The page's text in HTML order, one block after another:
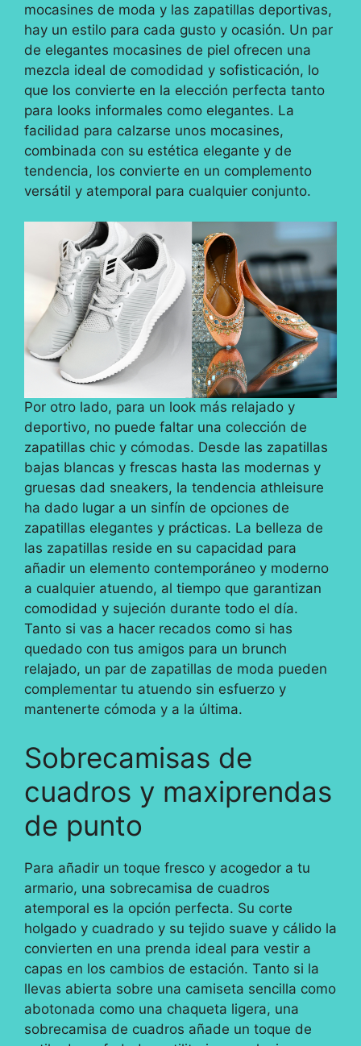
mocasines de moda y las zapatillas deportivas,
hay un estilo para cada gusto y ocasión. Un par
de elegantes mocasines de piel ofrecen una
mezcla ideal de comodidad y sofisticación, lo
que los convierte en la elección perfecta tanto
para looks informales como elegantes. La
facilidad para calzarse unos mocasines,
combinada con su estética elegante y de
tendencia, los convierte en un complemento
versátil y atemporal para cualquier conjunto.
Por otro lado, para un look más relajado y
deportivo, no puede faltar una colección de
zapatillas chic y cómodas. Desde las zapatillas
bajas blancas y frescas hasta las modernas y
gruesas dad sneakers, la tendencia athleisure
ha dado lugar a un sinfín de opciones de
zapatillas elegantes y prácticas. La belleza de
las zapatillas reside en su capacidad para
añadir un elemento contemporáneo y moderno
a cualquier atuendo, al tiempo que garantizan
comodidad y sujeción durante todo el día.
Tanto si vas a hacer recados como si has
quedado con tus amigos para un brunch
relajado, un par de zapatillas de moda pueden
complementar tu atuendo sin esfuerzo y
mantenerte cómoda y a la última.
Sobrecamisas de
cuadros y maxiprendas
de punto
Para añadir un toque fresco y acogedor a tu
armario, una sobrecamisa de cuadros
atemporal es la opción perfecta. Su corte
holgado y cuadrado y su tejido suave y cálido la
convierten en una prenda ideal para vestir a
capas en los cambios de estación. Tanto si la
llevas abierta sobre una camiseta sencilla como
abotonada como una chaqueta ligera, una
sobrecamisa de cuadros añade un toque de